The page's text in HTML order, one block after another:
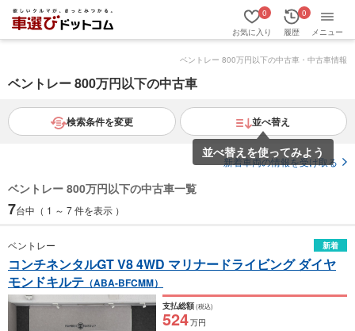
お気に入り
0
履歴
0
メニュー
ベントレー 800万円以下の中古車・中古車情報
ベントレー 800万円以下の中古車
検索条件を変更 並べ替え
並べ替えを使ってみよう
新着車両の情報を受け取る
ベントレー 800万円以下の中古車一覧
7台中（ 1 ～ 7 件を表示 ）
ベントレー 新着
コンチネンタルGT V8 4WD マリナードライビング ダイヤ
モンドキルテ （ABA-BFCMM）
支払総額(税込)
524万円